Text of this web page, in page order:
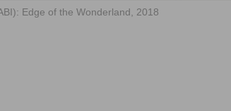
Edge of the Wonderland, 2018